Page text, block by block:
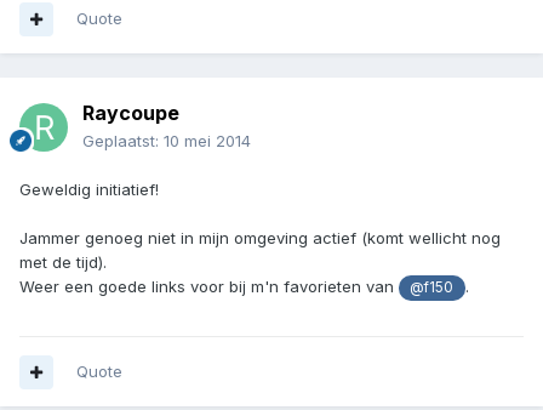
Quote
Raycoupe
Geplaatst: 10 mei 2014
Geweldig initiatief!
Jammer genoeg niet in mijn omgeving actief (komt wellicht nog
met de tijd).
Weer een goede links voor bij m'n favorieten van
@f150 .
Quote